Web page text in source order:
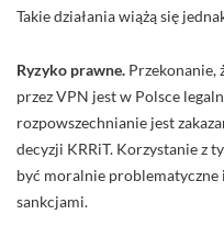
Takie działania wiążą się
Ryzyko prawne. Przekonanie,
przez VPN jest w Polsce
rozpowszechnianie jest
decyzji KRRiT. Korzystanie z
być moralnie
sankcjami.